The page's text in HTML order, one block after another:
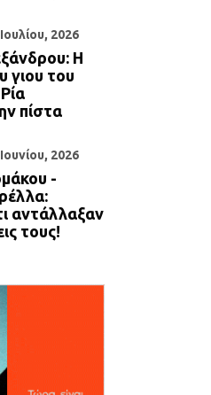
2026
Η
γιου του
πίστα
2026
-
αντάλλαξαν
τους!